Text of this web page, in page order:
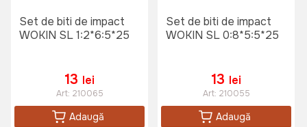
Set de biti de impact
WOKIN SL 1:2*6:5*25
13 lei
Art: 210065
Adaugă
Set de biti de impact
WOKIN SL 0:8*5:5*25
13 lei
Art: 210055
Adaugă